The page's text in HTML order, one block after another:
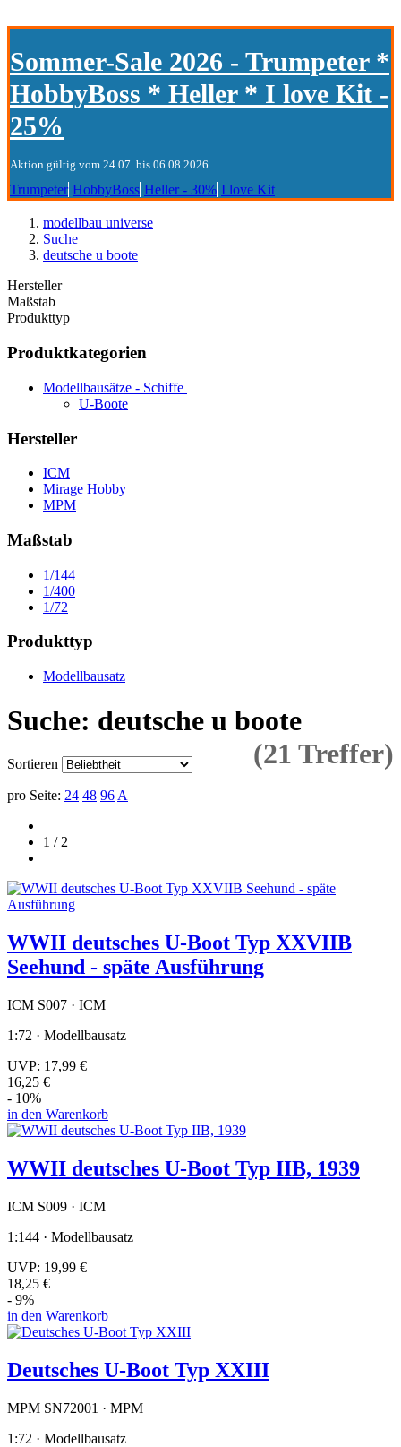
Sommer-Sale 2026 - Trumpeter *
HobbyBoss * Heller * I love Kit -
25%
Aktion gültig vom 24.07. bis 06.08.2026
Trumpeter HobbyBoss Heller - 30% I love Kit
modellbau universe
Suche
deutsche u boote
Hersteller
Maßstab
Produkttyp
Produktkategorien
Modellbausätze - Schiffe
U-Boote
Hersteller
ICM
Mirage Hobby
MPM
Maßstab
1/144
1/400
1/72
Produkttyp
Modellbausatz
Suche: deutsche u boote
(21 Treffer)
Sortieren
pro Seite: 24 48 96 A
1 / 2
WWII deutsches U-Boot Typ XXVIIB
Seehund - späte Ausführung
ICM S007 · ICM
1:72 · Modellbausatz
UVP: 17,99 €
16,25 €
- 10%
in den Warenkorb
WWII deutsches U-Boot Typ IIB, 1939
ICM S009 · ICM
1:144 · Modellbausatz
UVP: 19,99 €
18,25 €
- 9%
in den Warenkorb
Deutsches U-Boot Typ XXIII
MPM SN72001 · MPM
1:72 · Modellbausatz